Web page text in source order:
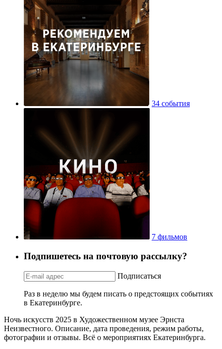
34 события
7 фильмов
Подпишетесь на почтовую рассылку?
Подписаться
Раз в неделю мы будем писать о предстоящих событиях
в Екатеринбурге.
Ночь искусств 2025 в Художественном музее Эрнста
Неизвестного. Описание, дата проведения, режим работы,
фотографии и отзывы. Всё о мероприятиях Екатеринбурга.